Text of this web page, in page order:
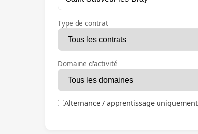
Type de contrat
Domaine d'activité
Alternance / apprentissage uniquement